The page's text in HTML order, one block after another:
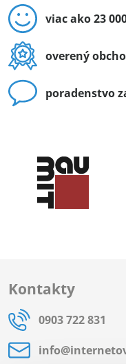
viac ako 23
overený
poradenstvo
Kontakty
0903 722 831